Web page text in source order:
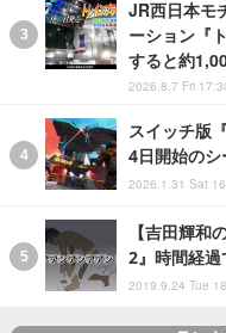
JR西日本モ
ーション『
すると約
2026.8.7 Fri
スイッチ版
4日開始の
2026.1.31 Sat
【吉田輝
2』時間経過
2019.9.24 Tue